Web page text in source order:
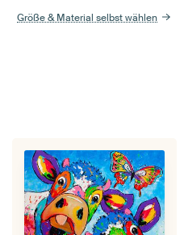
Größe & Material selbst wählen